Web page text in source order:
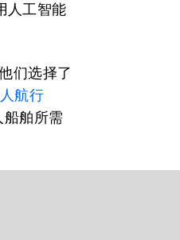
人工智能
们选择了
航行
船舶所需